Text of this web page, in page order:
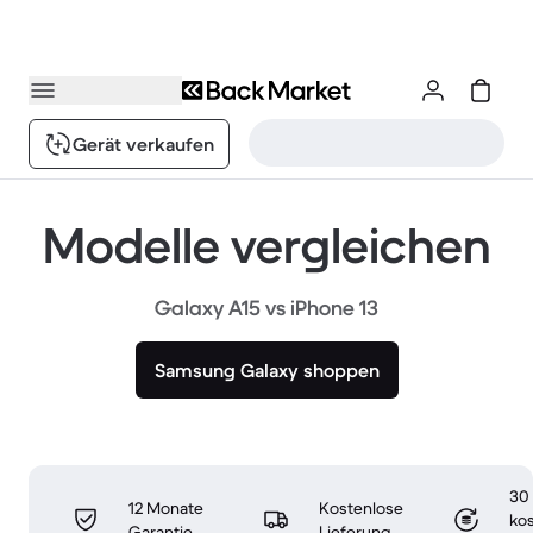
Gerät verkaufen
Modelle vergleichen
Galaxy A15 vs iPhone 13
Samsung Galaxy shoppen
12 Monate
Kostenlose
30